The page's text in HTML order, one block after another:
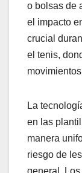
o bolsas de
el impacto
crucial
el tenis,
La
en las
manera
riesgo de